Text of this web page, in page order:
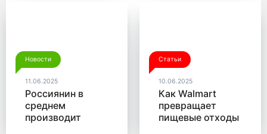
Новости
11.06.2025
Россиянин в
среднем
производит
Статьи
10.06.2025
Как Walmart
превращает
пищевые отходы